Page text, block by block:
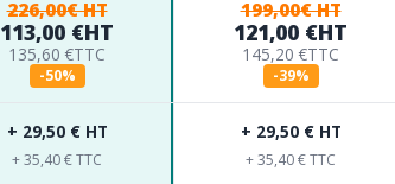
226,00€ HT
113,00 €HT
135,60 €TTC
-50%
199,00€ HT
121,00 €HT
145,20 €TTC
-39%
+ 29,50 € HT
+ 35,40 € TTC
+ 29,50 € HT
+ 35,40 € TTC